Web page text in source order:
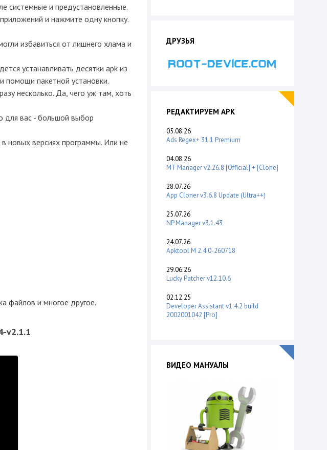
системные и предустановленные.
и нажмите одну кнопку.
избавиться от лишнего хлама и
устанавливать десятки apk из
помощи пакетной установки.
несколько. Да, чего уж там, хоть
для вас - большой выбор
новых версиях программы. Или не
файлов и многое другое.
v2.1.1
ДРУЗЬЯ
РЕДАКТИРУЕМ APK
05.08.26
Ads Regex+ 31.1 Premium
04.08.26
MT Manager v2.26.8 [Official] + [Clone]
28.07.26
App Cloner v3.6.8 Update (Ultra++)
25.07.26
NP Manager v3.1.43
24.07.26
Apktool M 2.4.0-260718
29.06.26
Lucky Patcher v12.10.6
02.12.25
Developer Assistant v1.4.2 build
2002001042 [Pro]
ВИДЕО МАНУАЛЫ